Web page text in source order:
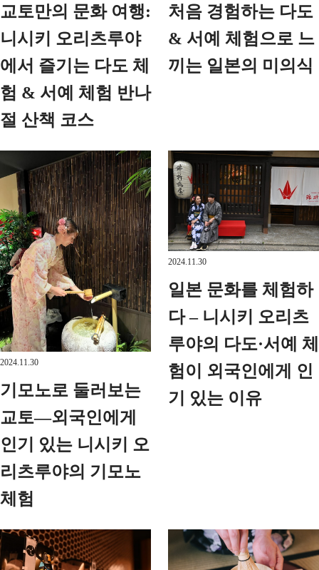
교토만의 문화 여행:
니시키 오리츠루야
에서 즐기는 다도 체
험 & 서예 체험 반나
절 산책 코스
처음 경험하는 다도
& 서예 체험으로 느
끼는 일본의 미의식
2024.11.30
기모노로 둘러보는
교토—외국인에게
인기 있는 니시키 오
리츠루야의 기모노
체험
2024.11.30
일본 문화를 체험하
다 – 니시키 오리츠
루야의 다도·서예 체
험이 외국인에게 인
기 있는 이유